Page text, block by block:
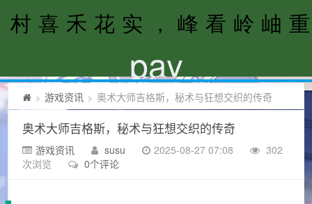
> 游戏资讯 > 奥术大师吉格斯，秘术与狂想交织的传奇
奥术大师吉格斯，秘术与狂想交织的传奇
游戏资讯 susu 2025-08-27 07:08
302
次浏览
0个评论